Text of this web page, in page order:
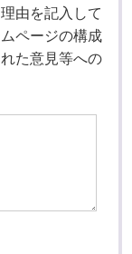
由を記入して
ページの構成
た意見等への